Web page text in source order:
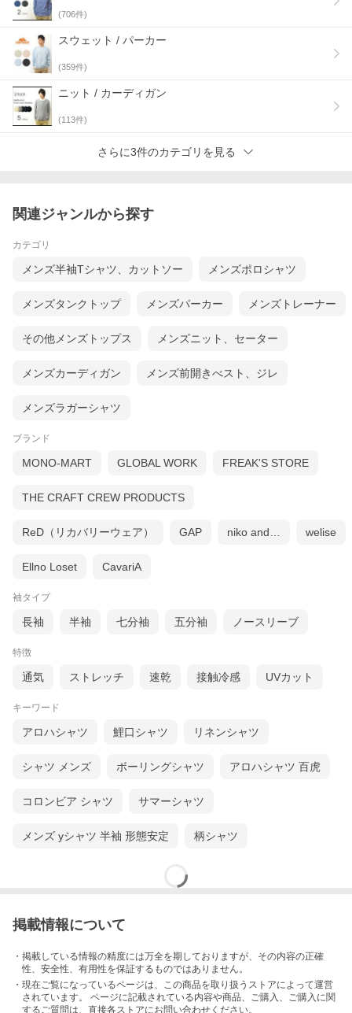
この作りでリーズナブルな価格帯も良いですね♪
お探しの方も多いトレンドアイテム、是非お早めに手に入れてく
ださい！
サイズ：肩幅/着丈/身幅/袖丈(cm)
(706件)
スウェット / パーカー
(359件)
ニット / カーディガン
(113件)
さらに3件のカテゴリを見る
関連ジャンルから探す
カテゴリ
メンズ半袖Tシャツ、カットソー メンズポロシャツ
メンズタンクトップ メンズパーカー メンズトレーナー
その他メンズトップス メンズニット、セーター
メンズカーディガン メンズ前開きべスト、ジレ
メンズラガーシャツ
ブランド
MONO-MART GLOBAL WORK FREAK'S STORE
THE CRAFT CREW PRODUCTS
ReD（リカバリーウェア） GAP niko and… welise
Ellno Loset CavariA
袖タイプ
長袖 半袖 七分袖 五分袖 ノースリーブ
特徴
通気 ストレッチ 速乾 接触冷感 UVカット
キーワード
アロハシャツ 鯉口シャツ リネンシャツ
シャツ メンズ ボーリングシャツ アロハシャツ 百虎
コロンビア シャツ サマーシャツ
メンズ yシャツ 半袖 形態安定 柄シャツ
掲載情報について
・掲載している情報の精度には万全を期しておりますが、その内容の正確
性、安全性、有用性を保証するものではありません。
・現在ご覧になっているページは、この商品を取り扱うストアによって運営
されています。 ページに記載されている内容や商品、ご購入 、ご購入に関
するご質問は、直接各ストアにお問い合わせください。